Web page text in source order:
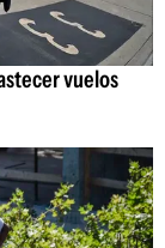
vuelos